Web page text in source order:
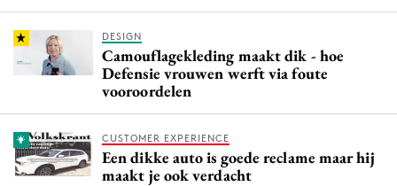
DESIGN
Camouflagekleding maakt dik - hoe
Defensie vrouwen werft via foute
vooroordelen
CUSTOMER EXPERIENCE
Een dikke auto is goede reclame maar hij
maakt je ook verdacht